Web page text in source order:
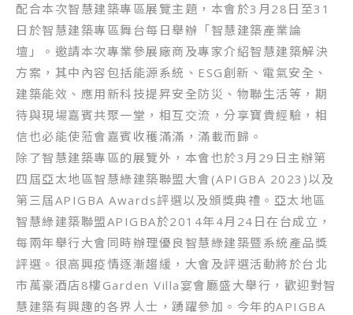
配合本次智慧建築專區展覽主題，本會於3月28日至31
日於智慧建築專區舞台每日舉辦「智慧建築產業論
壇」。邀請本次專業參展廠商及專家介紹智慧建築解決
方案，其中內容包括能源系統、ESG創新、電氣安全、
建築能效、應用新科技提昇安全防災、物聯生活等，期
待與現場嘉賓共聚一堂，相互交流，分享寶貴經驗，相
信也必能使蒞會嘉賓收穫滿滿，滿載而歸。
除了智慧建築專區的展覽外，本會也於3月29日主辦第
四屆亞太地區智慧綠建築聯盟大會(APIGBA 2023)以及
第三屆APIGBA Awards評選以及頒獎典禮。亞太地區
智慧綠建築聯盟APIGBA於2014年4月24日在台成立，
每兩年舉行大會同時辦理優良智慧綠建築暨系統產品獎
評選。很高興疫情逐漸趨緩，大會及評選活動將於台北
市萬豪酒店8樓Garden Villa宴會廳盛大舉行，歡迎對智
慧建築有興趣的各界人士，踴躍參加。今年的APIGBA